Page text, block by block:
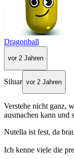
Dragonball
vor 2 Jahren
Siluar vor 2 Jahren
Verstehe nicht ganz,
ausmachen kann und
Nutella ist fest, da
Ich kenne viele die